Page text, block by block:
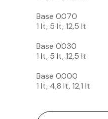
Base 0070
1 lt, 5 lt, 12,5 lt
Base 0030
1 lt, 5 lt, 12,5 lt
Base 0000
1 lt, 4,8 lt, 12,1 lt